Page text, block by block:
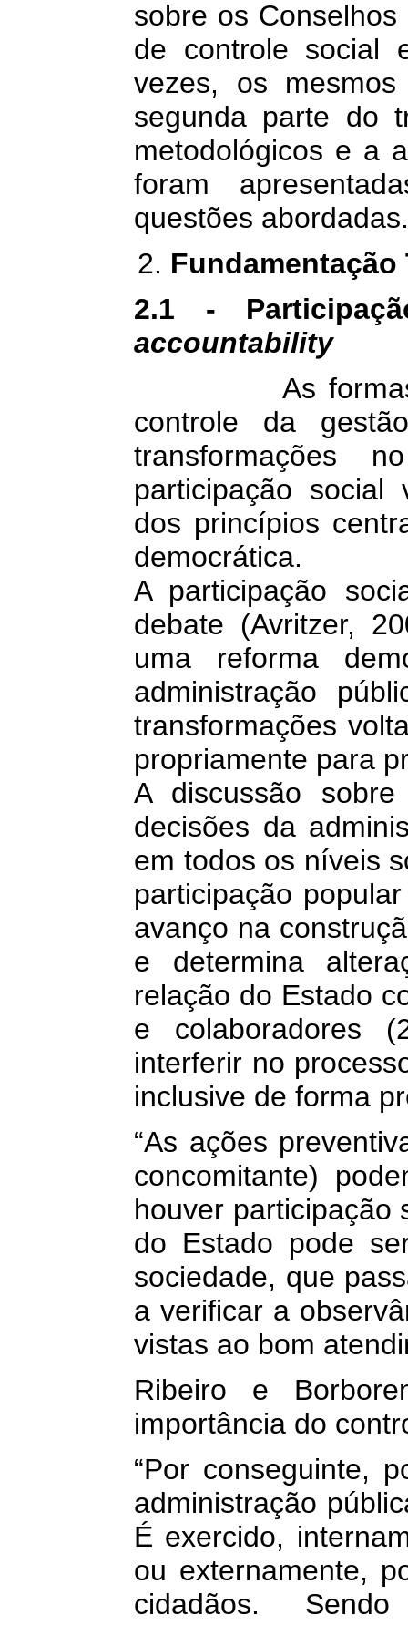
sobre os
de controle social
vezes, os
segunda parte do
metodológicos e a
foram
questões
Fundamentação
2.1 -
accountability
As
controle da
transformações
participação
dos princípios
democrática.
A participação
debate (Avritzer,
uma reforma
administração
transformações
propriamente para
A discussão
decisões da
em todos os níveis
participação
avanço na
e determina
relação do Estado
e colaboradores
interferir no
inclusive de forma
“As ações
concomitante)
houver participação
do Estado pode
sociedade, que
a verificar a
vistas ao bom
Ribeiro e
importância do
“Por conseguinte,
administração
É exercido,
ou externamente,
cidadãos.